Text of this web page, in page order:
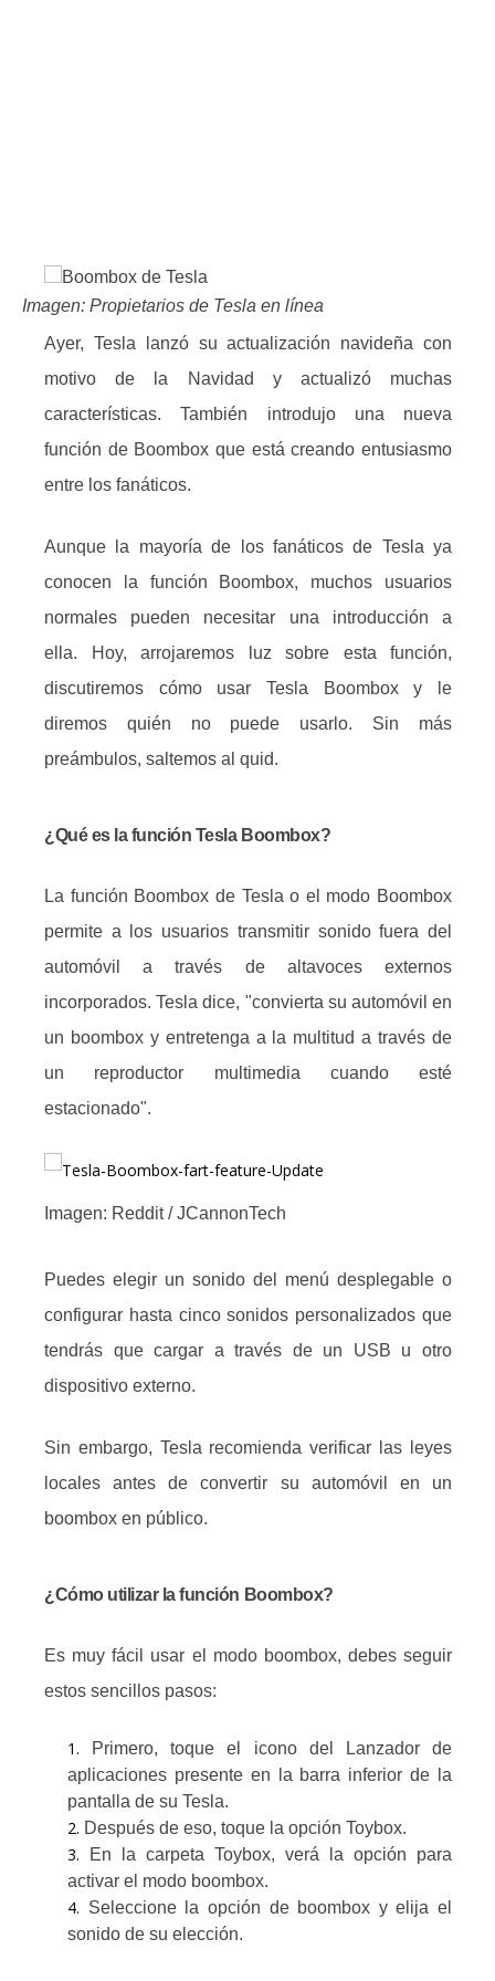
Imagen: Propietarios de Tesla en línea
Ayer, Tesla lanzó su actualización navideña con
motivo de la Navidad y actualizó muchas
características.También introdujo una nueva
función de Boombox que está creando entusiasmo
entre los fanáticos.
Aunque la mayoría de los fanáticos de Tesla ya
conocen la función Boombox, muchos usuarios
normales pueden necesitar una introducción a
ella.
Hoy, arrojaremos luz sobre esta función,
discutiremos cómo usar Tesla Boombox y le
diremos quién no puede usarlo. Sin más
preámbulos, saltemos al quid.
¿Qué es la función Tesla Boombox?
La función Boombox de Tesla o el modo Boombox
permite a los usuarios transmitir sonido fuera del
automóvil a través de altavoces externos
incorporados.Tesla dice, "convierta su automóvil en
un boombox y entretenga a la multitud a través de
un reproductor multimedia cuando esté
estacionado".
Imagen: Reddit / JCannonTech
Puedes elegir un sonido del menú desplegable o
configurar hasta cinco sonidos personalizados que
tendrás que cargar a través de un USB u otro
dispositivo externo.
Sin embargo, Tesla recomienda verificar las leyes
locales antes de convertir su automóvil en un
boombox en público.
¿Cómo utilizar la función Boombox?
Es muy fácil usar el modo boombox, debes seguir
estos sencillos pasos:
Primero, toque el icono del Lanzador de
aplicaciones presente en la barra inferior de la
pantalla de su Tesla.
Después de eso, toque la opción Toybox.
En la carpeta Toybox, verá la opción para
activar el modo boombox.
Seleccione la opción de boombox y elija el
sonido de su elección.